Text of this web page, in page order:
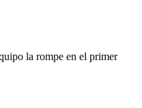
la rompe en el primer